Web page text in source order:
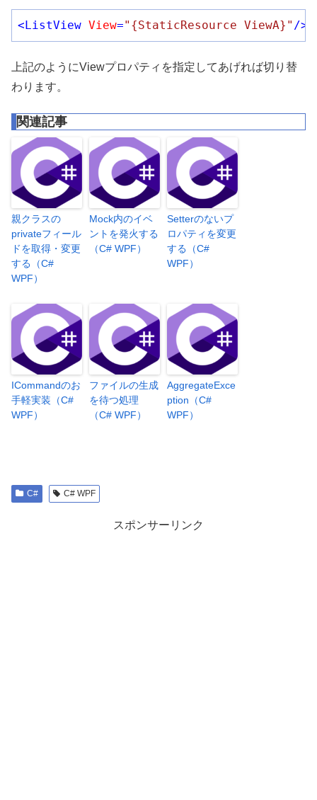
<ListView View="{StaticResource ViewA}" />
上記のようにViewプロパティを指定してあげれば切り替
わります。
関連記事
親クラスの
privateフィール
ドを取得・変更
する（C#
WPF）
Mock内のイベ
ントを発火する
（C# WPF）
Setterのないプ
ロパティを変更
する（C#
WPF）
ICommandのお
手軽実装（C#
WPF）
ファイルの生成
を待つ処理
（C# WPF）
AggregateExce
ption（C#
WPF）
C# C# WPF
スポンサーリンク